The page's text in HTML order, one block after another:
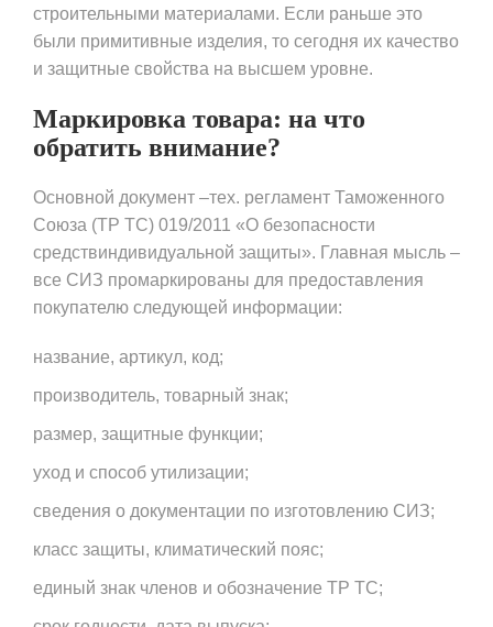
строительными материалами. Если раньше это
были примитивные изделия, то сегодня их качество
и защитные свойства на высшем уровне.
Маркировка товара: на что
обратить внимание?
Основной документ –тех. регламент Таможенного
Союза (ТР ТС) 019/2011 «О безопасности
средствиндивидуальной защиты». Главная мысль –
все СИЗ промаркированы для предоставления
покупателю следующей информации:
название, артикул, код;
производитель, товарный знак;
размер, защитные функции;
уход и способ утилизации;
сведения о документации по изготовлению СИЗ;
класс защиты, климатический пояс;
единый знак членов и обозначение ТР ТС;